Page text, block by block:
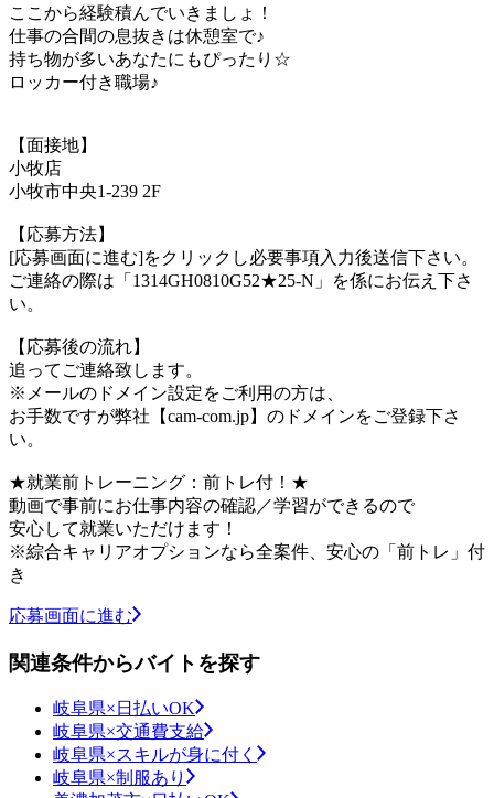
ここから経験積んでいきましょ！
仕事の合間の息抜きは休憩室で♪
持ち物が多いあなたにもぴったり☆
ロッカー付き職場♪
【面接地】
小牧店
小牧市中央1-239 2F
【応募方法】
[応募画面に進む]をクリックし必要事項入力後送信下さい。
ご連絡の際は「1314GH0810G52★25-N」を係にお伝え下さ
い。
【応募後の流れ】
追ってご連絡致します。
※メールのドメイン設定をご利用の方は、
お手数ですが弊社【cam-com.jp】のドメインをご登録下さ
い。
★就業前トレーニング：前トレ付！★
動画で事前にお仕事内容の確認／学習ができるので
安心して就業いただけます！
※綜合キャリアオプションなら全案件、安心の「前トレ」付
き
応募画面に進む
関連条件からバイトを探す
岐阜県×日払いOK
岐阜県×交通費支給
岐阜県×スキルが身に付く
岐阜県×制服あり